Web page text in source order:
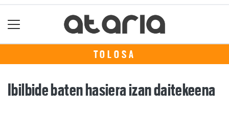
TOLOSA
Ibilbide baten hasiera izan daitekeena